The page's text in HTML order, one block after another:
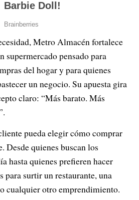
Metro Almacén fortalece
supermercado pensado para
del hogar y para quienes
un negocio. Su apuesta gira
claro: “Más barato. Más
pueda elegir cómo comprar
Desde quienes buscan los
hasta quienes prefieren hacer
para surtir un restaurante, una
cualquier otro emprendimiento.